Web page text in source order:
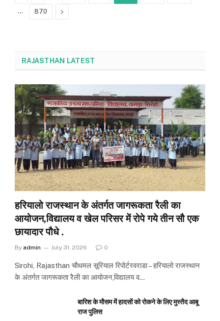
… 870 Next
RAJASTHAN LATEST
हरियालो राजस्थान के अंतर्गत जागरूकता रैली का
आयोजन,विद्यालय व खेल परिसर में रोपे गये तीन सौ एक
छायादार पौधे .
By admin July 31, 2026 0
Sirohi, Rajasthan चौथमल सूरियाल रिपोर्टरवराडा – हरियालो राजस्थान
के अंतर्गत जागरूकता रैली का आयोजन,विद्यालय व…
बारिश के मौसम में हादसों को रोकने के लिए मुस्तैद आबू
राज पुलिस